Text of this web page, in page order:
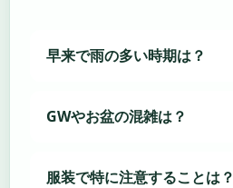
早来で雨の多い時期は？
GWやお盆の混雑は？
服装で特に注意することは？